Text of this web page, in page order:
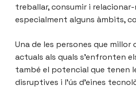
treballar, consumir i
especialment alguns àmbits,
Una de les persones que millor
actuals als quals s’enfronten
també el potencial que tenen
disruptives i l’ús d’eines